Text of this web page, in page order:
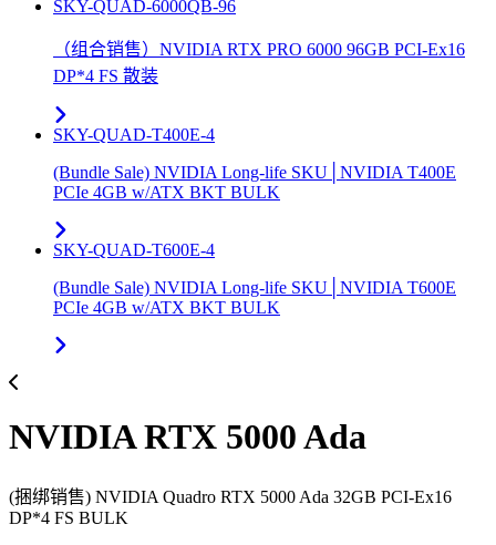
SKY-QUAD-6000QB-96
（组合销售）NVIDIA RTX PRO 6000 96GB PCI-Ex16
DP*4 FS 散装
SKY-QUAD-T400E-4
(Bundle Sale) NVIDIA Long-life SKU│NVIDIA T400E
PCIe 4GB w/ATX BKT BULK
SKY-QUAD-T600E-4
(Bundle Sale) NVIDIA Long-life SKU│NVIDIA T600E
PCIe 4GB w/ATX BKT BULK
NVIDIA RTX 5000 Ada
(捆绑销售) NVIDIA Quadro RTX 5000 Ada 32GB PCI-Ex16
DP*4 FS BULK